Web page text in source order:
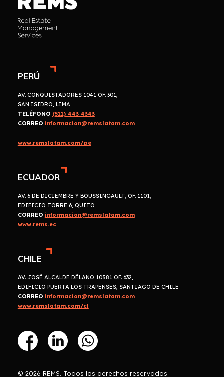
PERÚ
AV. CONQUISTADORES 1041 OF. 301,
SAN ISIDRO, LIMA
TELÉFONO (511) 443 4343
CORREO informacion@remslatam.com
www.remslatam.com/pe
ECUADOR
AV. 6 DE DICIEMBRE Y BOUSSINGAULT, OF. 1101,
EDIFICIO TORRE 6, QUITO
CORREO informacion@remslatam.com
www.rems.ec
CHILE
AV. JOSÉ ALCALDE DÉLANO 10581 OF. 632,
EDIFICIO PUERTA LOS TRAPENSES, SANTIAGO DE CHILE
CORREO informacion@remslatam.com
www.remslatam.com/cl
© 2026 REMS. Todos los derechos reservados.